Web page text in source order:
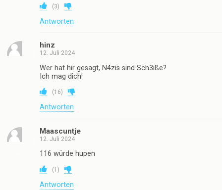
(3)
Antworten
hinz
12. Juli 2024
Wer hat hir gesagt, N4zis sind Sch3iße?
Ich mag dich!
(16)
Antworten
Maascuntje
12. Juli 2024
116 würde hupen
(1 )
Antworten